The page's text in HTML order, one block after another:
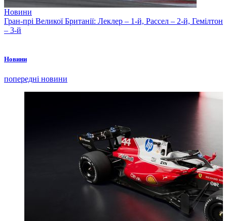
Новини
Гран-прі Великої Британії: Леклер – 1-й, Рассел – 2-й, Гемілтон
– 3-й
Новини
попередні новини